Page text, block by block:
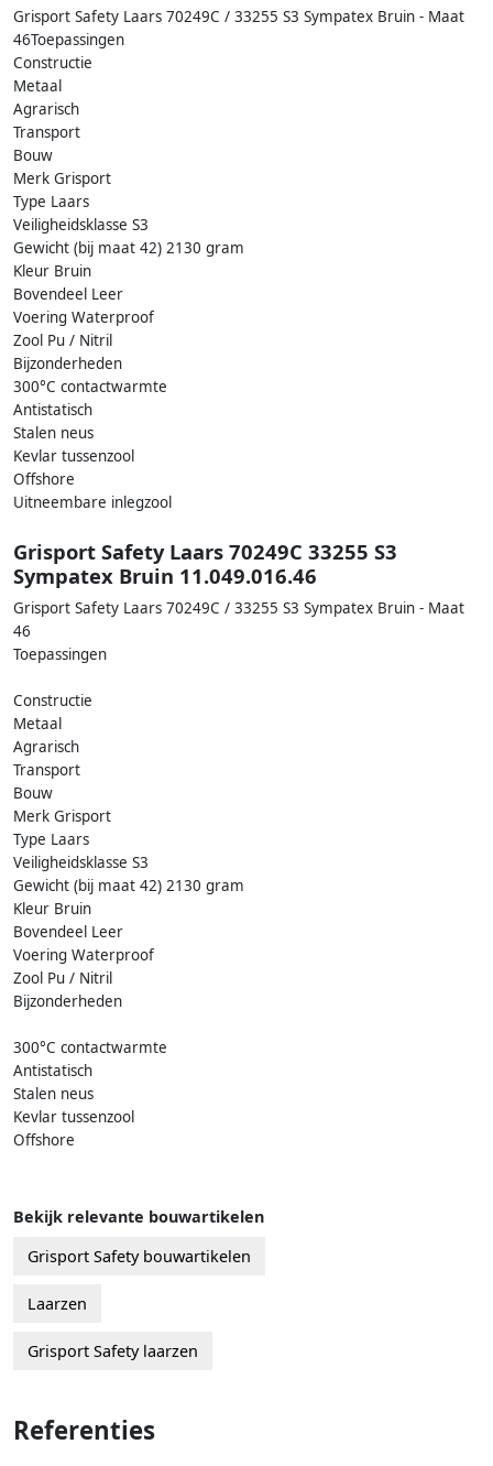
Grisport Safety Laars 70249C / 33255 S3 Sympatex Bruin - Maat
46Toepassingen
Constructie
Metaal
Agrarisch
Transport
Bouw
Merk Grisport
Type Laars
Veiligheidsklasse S3
Gewicht (bij maat 42) 2130 gram
Kleur Bruin
Bovendeel Leer
Voering Waterproof
Zool Pu / Nitril
Bijzonderheden
300°C contactwarmte
Antistatisch
Stalen neus
Kevlar tussenzool
Offshore
Uitneembare inlegzool
Grisport Safety Laars 70249C 33255 S3
Sympatex Bruin 11.049.016.46
Grisport Safety Laars 70249C / 33255 S3 Sympatex Bruin - Maat
46
Toepassingen
Constructie
Metaal
Agrarisch
Transport
Bouw
Merk Grisport
Type Laars
Veiligheidsklasse S3
Gewicht (bij maat 42) 2130 gram
Kleur Bruin
Bovendeel Leer
Voering Waterproof
Zool Pu / Nitril
Bijzonderheden
300°C contactwarmte
Antistatisch
Stalen neus
Kevlar tussenzool
Offshore
Bekijk relevante bouwartikelen
Grisport Safety bouwartikelen
Laarzen
Grisport Safety laarzen
Referenties